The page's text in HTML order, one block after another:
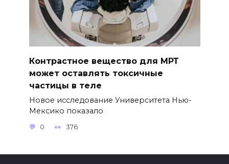
Контрастное вещество для МРТ
может оставлять токсичные
частицы в теле
Новое исследование Университета Нью-
Мексико показало
0 376